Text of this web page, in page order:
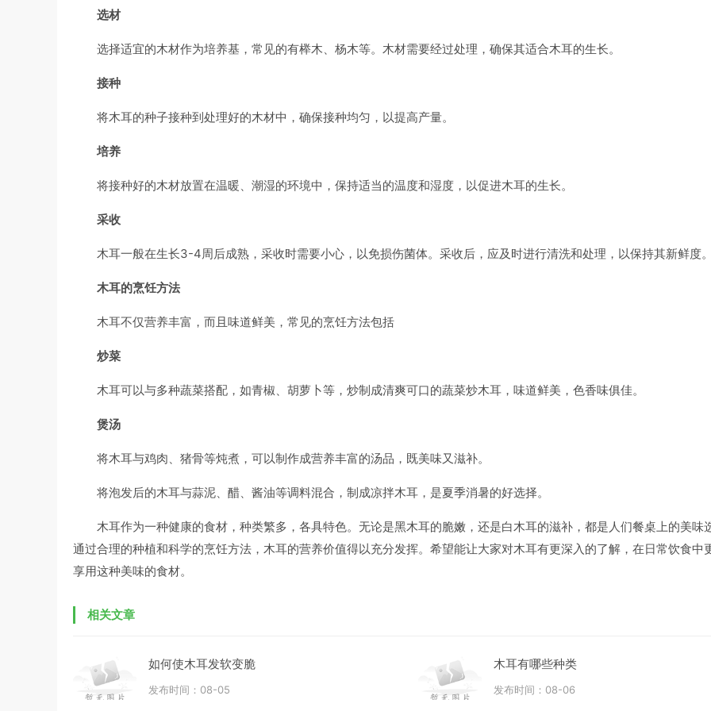
选材
选择适宜的木材作为培养基，常见的有榉木、杨木等。木材需要经过处理，确保其适合木耳的生长。
接种
将木耳的种子接种到处理好的木材中，确保接种均匀，以提高产量。
培养
将接种好的木材放置在温暖、潮湿的环境中，保持适当的温度和湿度，以促进木耳的生长。
采收
木耳一般在生长3-4周后成熟，采收时需要小心，以免损伤菌体。采收后，应及时进行清洗和处理，以保持其新鲜度
木耳的烹饪方法
木耳不仅营养丰富，而且味道鲜美，常见的烹饪方法包括
炒菜
木耳可以与多种蔬菜搭配，如青椒、胡萝卜等，炒制成清爽可口的蔬菜炒木耳，味道鲜美，色香味俱佳。
煲汤
将木耳与鸡肉、猪骨等炖煮，可以制作成营养丰富的汤品，既美味又滋补。
将泡发后的木耳与蒜泥、醋、酱油等调料混合，制成凉拌木耳，是夏季消暑的好选择。
木耳作为一种健康的食材，种类繁多，各具特色。无论是黑木耳的脆嫩，还是白木耳的滋补，都是人们餐桌上的美味
通过合理的种植和科学的烹饪方法，木耳的营养价值得以充分发挥。希望能让大家对木耳有更深入的了解，在日常饮食中
享用这种美味的食材。
相关文章
如何使木耳发软变脆
发布时间：08-05
木耳有哪些种类
发布时间：08-06